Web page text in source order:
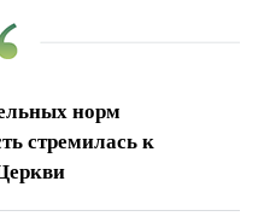
норм
стремилась к